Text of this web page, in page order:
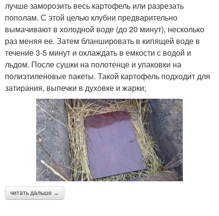
лучше заморозить весь картофель или разрезать
пополам. С этой целью клубни предварительно
вымачивают в холодной воде (до 20 минут), несколько
раз меняя ее. Затем бланшировать в кипящей воде в
течение 3-5 минут и охлаждать в емкости с водой и
льдом. После сушки на полотенце и упаковки на
полиэтиленовые пакеты. Такой картофель подходит для
затирания, выпечки в духовке и жарки;
читать дальше →